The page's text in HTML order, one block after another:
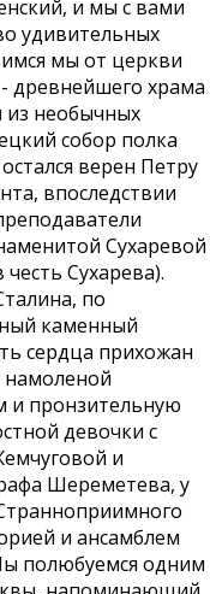
и мы с вами
удивительных
мы от церкви
древнейшего храма
из необычных
собор полка
верен Петру
впоследствии
Сухаревой
Сухарева).
по
каменный
сердца прихожан
намоленой
и пронзительную
девочки с
и
Шереметева, у
и ансамблем
полюбуемся одним